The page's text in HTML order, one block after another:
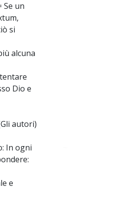
Se un
si
alcuna
Dio e
autori)
In ogni
e